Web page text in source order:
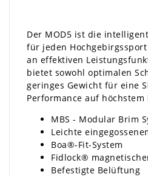
Der MOD5 ist die
für jeden
an effektiven
bietet sowohl optimalen
geringes Gewicht für eine
Performance auf höchstem
MBS - Modular Brim
Leichte
Boa®-Fit-System
Fidlock®
Befestigte Belüftung